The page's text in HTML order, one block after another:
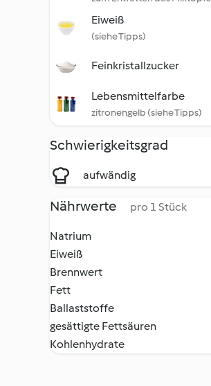
Eiweiß
(siehe Tipps)
Feinkristallzucker
Lebensmittelfarbe
zitronengelb (siehe Tipps)
Schwierigkeitsgrad
aufwändig
Nährwerte pro 1 Stück
Natrium
Eiweiß
Brennwert
Fett
Ballaststoffe
gesättigte Fettsäuren
Kohlenhydrate